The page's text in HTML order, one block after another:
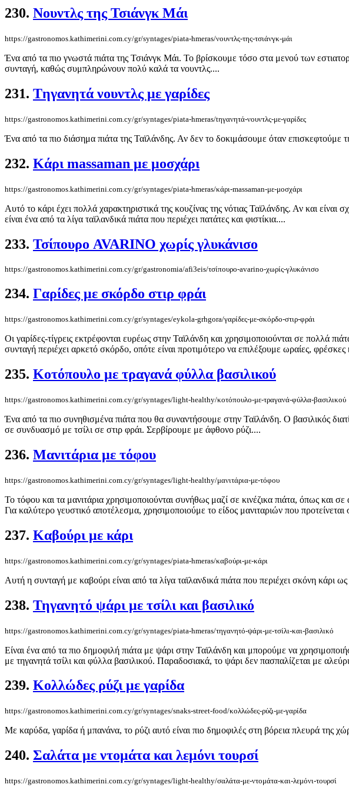
230. Νουντλς της Τσιάνγκ Μάι
https://gastronomos.kathimerini.com.cy/gr/syntages/piata-hmeras/νουντλς-της-τσιάνγκ-μάι
Ένα από τα πιο γνωστά πιάτα της Τσιάνγκ Μάι. Το βρίσκουμε τόσο στα μενού των
συνταγή, καθώς συμπληρώνουν πολύ καλά τα νουντλς....
231. Tηγανητά νουντλς με γαρίδες
https://gastronomos.kathimerini.com.cy/gr/syntages/piata-hmeras/tηγανητά-νουντλς-με-γαρίδες
Ένα από τα πιο διάσημα πιάτα της Ταϊλάνδης. Αν δεν το δοκιμάσουμε όταν
232. Κάρι massaman με μοσχάρι
https://gastronomos.kathimerini.com.cy/gr/syntages/piata-hmeras/κάρι-massaman-με-μοσχάρι
Αυτό το κάρι έχει πολλά χαρακτηριστικά της κουζίνας της νότιας Ταϊλάνδης. Αν και
είναι ένα από τα λίγα ταϊλανδικά πιάτα που περιέχει πατάτες και φιστίκια....
233. Τσίπουρο AVARINO χωρίς γλυκάνισο
https://gastronomos.kathimerini.com.cy/gr/gastronomia/afi3eis/τσίπουρο-avarino-χωρίς-γλυκάνισο
234. Γαρίδες με σκόρδο στιρ φράι
https://gastronomos.kathimerini.com.cy/gr/syntages/eykola-grhgora/γαρίδες-με-σκόρδο-στιρ-φράι
Οι γαρίδες-τίγρεις εκτρέφονται ευρέως στην Ταϊλάνδη και χρησιμοποιούνται σε
συνταγή περιέχει αρκετό σκόρδο, οπότε είναι προτιμότερο να επιλέξουμε ωραίες,
235. Κοτόπουλο με τραγανά φύλλα βασιλικού
https://gastronomos.kathimerini.com.cy/gr/syntages/light-healthy/κοτόπουλο-με-τραγανά-φύλλα-βασιλικού
Ένα από τα πιο συνηθισμένα πιάτα που θα συναντήσουμε στην Ταϊλάνδη. Ο βασιλικός
σε συνδυασμό με τσίλι σε στιρ φράι. Σερβίρουμε με άφθονο ρύζι....
236. Μανιτάρια με τόφου
https://gastronomos.kathimerini.com.cy/gr/syntages/light-healthy/μανιτάρια-με-τόφου
Το τόφου και τα μανιτάρια χρησιμοποιούνται συνήθως μαζί σε κινέζικα πιάτα, όπως
Για καλύτερο γευστικό αποτέλεσμα, χρησιμοποιούμε το είδος μανιταριών που
237. Καβούρι με κάρι
https://gastronomos.kathimerini.com.cy/gr/syntages/piata-hmeras/καβούρι-με-κάρι
Αυτή η συνταγή με καβούρι είναι από τα λίγα ταϊλανδικά πιάτα που περιέχει σκόνη κάρι
238. Τηγανητό ψάρι με τσίλι και βασιλικό
https://gastronomos.kathimerini.com.cy/gr/syntages/piata-hmeras/τηγανητό-ψάρι-με-τσίλι-και-βασιλικό
Είναι ένα από τα πιο δημοφιλή πιάτα με ψάρι στην Ταϊλάνδη και μπορούμε να
με τηγανητά τσίλι και φύλλα βασιλικού. Παραδοσιακά, το ψάρι δεν πασπαλίζεται με
239. Κολλώδες ρύζι με γαρίδα
https://gastronomos.kathimerini.com.cy/gr/syntages/snaks-street-food/κολλώδες-ρύζι-με-γαρίδα
Με καρύδα, γαρίδα ή μπανάνα, το ρύζι αυτό είναι πιο δημοφιλές στη βόρεια πλευρά της
240. Σαλάτα με ντομάτα και λεμόνι τουρσί
https://gastronomos.kathimerini.com.cy/gr/syntages/light-healthy/σαλάτα-με-ντομάτα-και-λεμόνι-τουρσί